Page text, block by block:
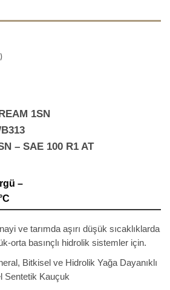
1SN
– SAE 100 R1 AT
–
ve tarımda aşırı düşük sıcaklıklarda
orta basınçlı hidrolik sistemler için.
Bitkisel ve Hidrolik Yağa Dayanıklı
Sentetik Kauçuk